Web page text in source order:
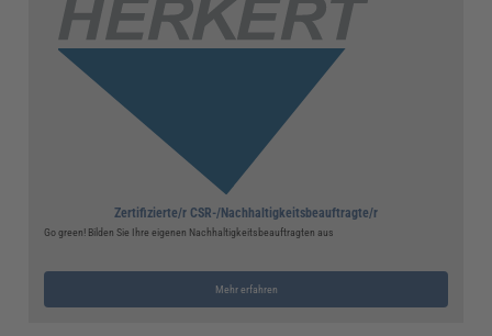
Zertifizierte/r CSR-/Nachhaltigkeitsbeauftragte/r
Go green! Bilden Sie Ihre eigenen Nachhaltigkeitsbeauftragten aus
Mehr erfahren